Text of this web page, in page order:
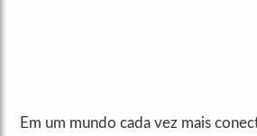
Em um mundo cada vez mais